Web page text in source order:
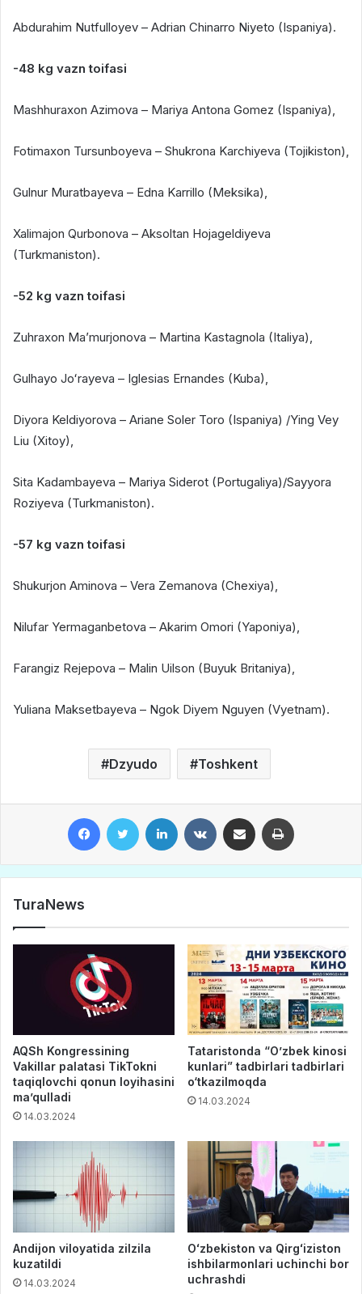
Abdurahim Nutfulloyev – Adrian Chinarro Niyeto (Ispaniya).
-48 kg vazn toifasi
Mashhuraxon Azimova – Mariya Antona Gomez (Ispaniya),
Fotimaxon Tursunboyeva – Shukrona Karchiyeva (Tojikiston),
Gulnur Muratbayeva – Edna Karrillo (Meksika),
Xalimajon Qurbonova – Aksoltan Hojageldiyeva
(Turkmaniston).
-52 kg vazn toifasi
Zuhraxon Maʼmurjonova – Martina Kastagnola (Italiya),
Gulhayo Joʻrayeva – Iglesias Ernandes (Kuba),
Diyora Keldiyorova – Ariane Soler Toro (Ispaniya) /Ying Vey
Liu (Xitoy),
Sita Kadambayeva – Mariya Siderot (Portugaliya)/Sayyora
Roziyeva (Turkmaniston).
-57 kg vazn toifasi
Shukurjon Aminova – Vera Zemanova (Chexiya),
Nilufar Yermaganbetova – Akarim Omori (Yaponiya),
Farangiz Rejepova – Malin Uilson (Buyuk Britaniya),
Yuliana Maksetbayeva – Ngok Diyem Nguyen (Vyetnam).
Dzyudo Toshkent
TuraNews
AQSh Kongressining
Vakillar palatasi TikTokni
taqiqlovchi qonun loyihasini
ma’qulladi
14.03.2024
Tataristonda “O’zbek kinosi
kunlari” tadbirlari tadbirlari
o‘tkazilmoqda
14.03.2024
Andijon viloyatida zilzila
kuzatildi
14.03.2024
Oʻzbekiston va Qirgʻiziston
ishbilarmonlari uchinchi bor
uchrashdi